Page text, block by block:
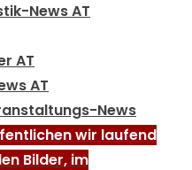
News AT
AT
AT
News
wir laufend
Bilder, im